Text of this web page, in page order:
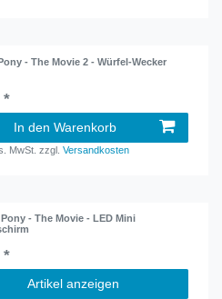
- The Movie 2 - Würfel-Wecker
*
In den Warenkorb
MwSt. zzgl.Versandkosten
- The Movie - LED Mini
*
Artikel anzeigen